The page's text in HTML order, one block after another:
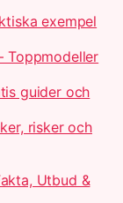
exempel
Toppmodeller
guider och
risker och
Utbud &